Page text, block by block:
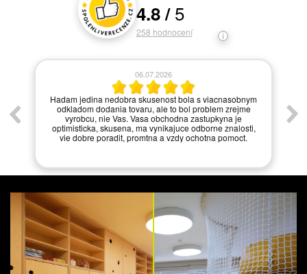
Hodnocení a recenze zákazníků
4.8/5
258 hodnocení
06.07.2026
Hadam jedina nedobra skusenost bola s viacnasobnym
odkladom dodania tovaru, ale to bol problem zrejme
vyrobcu, nie Vas. Vasa obchodna zastupkyna je
optimisticka, skusena, ma vynikajuce odborne znalosti,
vie dobre poradit, promtna a vzdy ochotna pomoct.